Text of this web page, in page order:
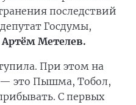
последствий
Госдумы,
Артём Метелев.
При этом на
— это Пышма, Тобол,
С первых